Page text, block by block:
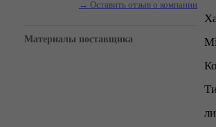
→ Оставить отзыв о компании
Материалы поставщика